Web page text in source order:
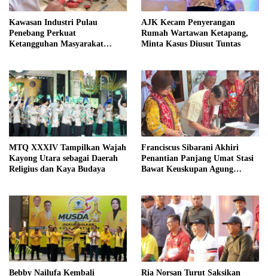
Kawasan Industri Pulau
Penebang Perkuat
Ketangguhan Masyarakat
AJK Kecam Penyerangan
Rumah Wartawan Ketapang,
Minta Kasus Diusut Tuntas
MTQ XXXIV Tampilkan Wajah
Kayong Utara sebagai Daerah
Religius dan Kaya Budaya
Franciscus Sibarani Akhiri
Penantian Panjang Umat Stasi
Bawat Keuskupan Agung
Bebby Nailufa Kembali Ria Norsan Turut Saksikan